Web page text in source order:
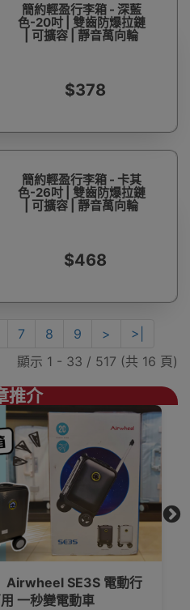
簡約輕盈行李箱 - 深藍
色-20吋 | 雙齒防爆拉鏈
| 可擴容 | 靜音萬向輪
$378
簡約輕盈行李箱 - 卡其
色-26吋 | 雙齒防爆拉鏈
| 可擴容 | 靜音萬向輪
$468
7 8 9 >
>|
顯示 1 - 33 / 517 (共 16 頁)
推介
電動行李箱可上飛機嗎?
航空公司行李登機準則